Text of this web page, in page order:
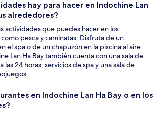
hay para hacer en Indochine Lan
alrededores?
actividades que puedes hacer en los
pesca y caminatas. Disfruta de un
el spa o de un chapuzón en la piscina al aire
Lan Ha Bay también cuenta con una sala de
las 24 horas, servicios de spa y una sala de
en Indochine Lan Ha Bay o en los